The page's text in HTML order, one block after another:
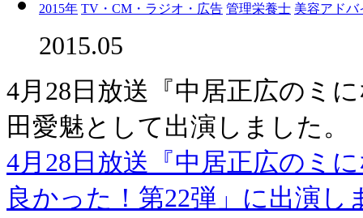
2015年 TV・CM・ラジオ・広告 管理栄養士 美容アドバ
2015.05
4月28日放送『中居正広のミ
田愛魅として出演しました。
4月28日放送『中居正広のミ
良かった！第22弾」に出演